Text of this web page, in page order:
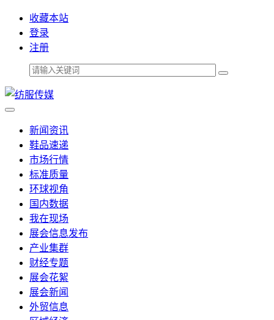
收藏本站
登录
注册
新闻资讯
鞋品速递
市场行情
标准质量
环球视角
国内数据
我在现场
展会信息发布
产业集群
财经专题
展会花絮
展会新闻
外贸信息